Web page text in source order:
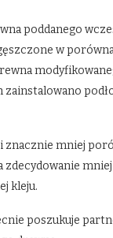
poddanego
w
mniej
kleju.
poszukuje